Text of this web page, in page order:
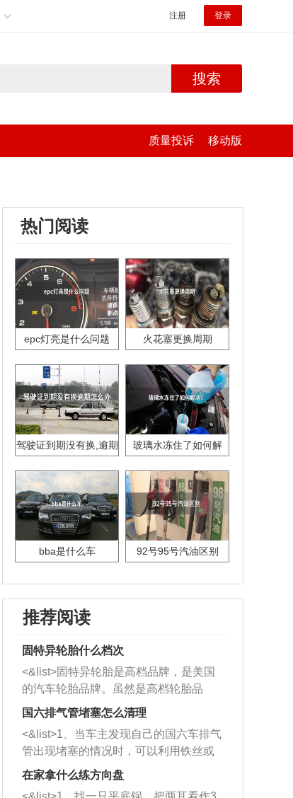
注册 登录
搜索
质量投诉 移动版
热门阅读
epc灯亮是什么问题 火花塞更换周期
驾驶证到期没有换,逾期
玻璃水冻住了如何解
bba是什么车 92号95号汽油区别
推荐阅读
固特异轮胎什么档次
<&list>固特异轮胎是高档品牌，是美国
的汽车轮胎品牌。虽然是高档轮胎品
牌，但是中高低端的轮胎都有生产，这
也是为了更好的开拓市场。
国六排气管堵塞怎么清理
<&list>1、当车主发现自己的国六车排气
管出现堵塞的情况时，可以利用铁丝或
者是细棍，直接将杂物给取出来，如果
堵塞情况比较严重，也可以采取应急措
在家拿什么练方向盘